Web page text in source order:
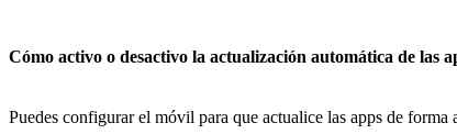
Cómo activo o desactivo la actualización automática de las
Puedes configurar el móvil para que actualice las apps de forma